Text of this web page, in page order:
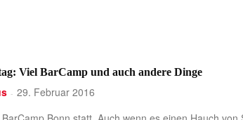
Viel BarCamp und auch andere Dinge
- 29. Februar 2016